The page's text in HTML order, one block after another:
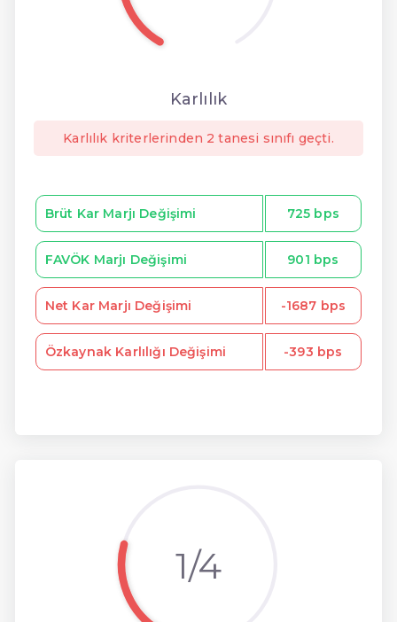
Karlılık
Karlılık kriterlerinden 2 tanesi sınıfı geçti.
Brüt Kar Marjı Değişimi 725 bps
FAVÖK Marjı Değişimi 901 bps
Net Kar Marjı Değişimi -1687 bps
Özkaynak Karlılığı Değişimi -393 bps
1/4